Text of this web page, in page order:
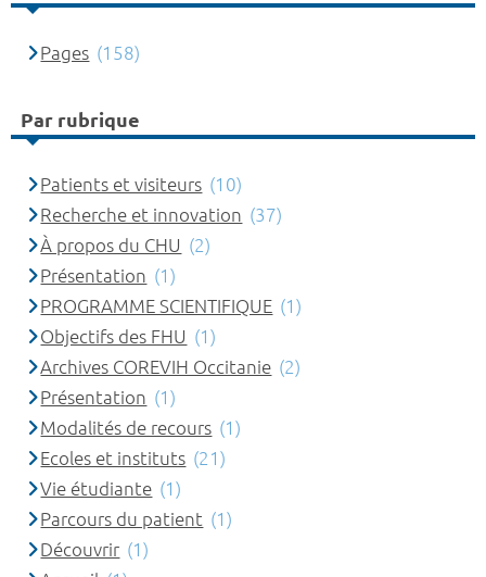
Pages (158)
Par rubrique
Patients et visiteurs (10)
Recherche et innovation (37)
À propos du CHU (2)
Présentation (1)
PROGRAMME SCIENTIFIQUE (1)
Objectifs des FHU (1)
Archives COREVIH Occitanie (2)
Présentation (1)
Modalités de recours (1)
Ecoles et instituts (21)
Vie étudiante (1)
Parcours du patient (1)
Découvrir (1)